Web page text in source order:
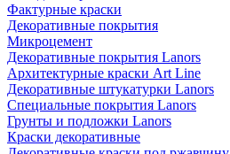
Фактурные краски
Декоративные покрытия
Микроцемент
Декоративные покрытия Lanors
Архитектурные краски Art Line
Декоративные штукатурки Lanors
Специальные покрытия Lanors
Грунты и подложки Lanors
Краски декоративные